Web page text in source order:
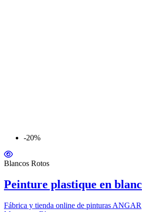
-20%
Blancos Rotos
Peinture plastique en blanc
Fábrica y tienda online de pinturas ANGAR